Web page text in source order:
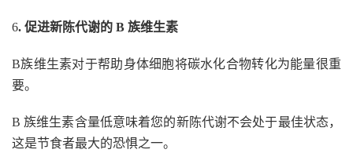
6. 促进新陈代谢的 B 族维生素
B族维生素对于帮助身体细胞将碳水化合物转化为能量很重
要。
B 族维生素含量低意味着您的新陈代谢不会处于最佳状态，
这是节食者最大的恐惧之一。